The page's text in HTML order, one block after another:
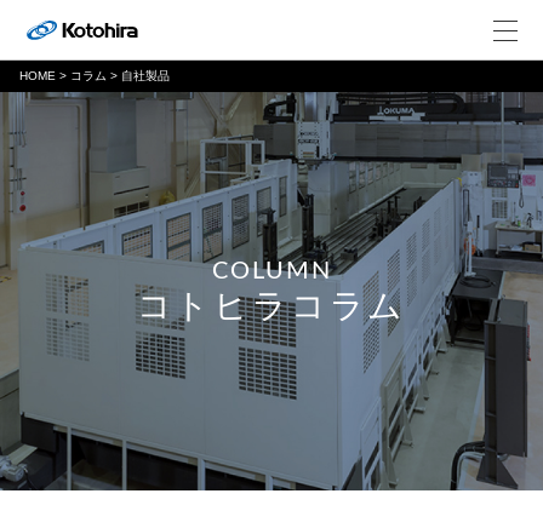
HOME > コラム > 自社製品
COLUMN
コトヒラコラム